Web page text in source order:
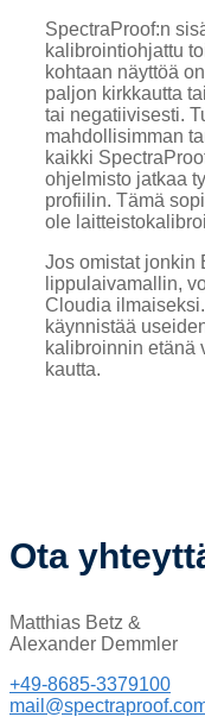
SpectraProof:n
kalibrointiohjattu
kohtaan näyttöä
paljon kirkkautta
tai negatiivisesti.
mahdollisimman
kaikki
ohjelmisto jatkaa
profiilin. Tämä
ole
Jos omistat jonkin
lippulaivamallin,
Cloudia
käynnistää
kalibroinnin etänä
kautta.
Ota
Matthias Betz &
Alexander Demmler
+49-8685-3379100